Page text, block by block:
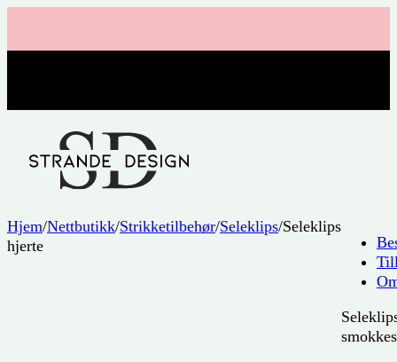
Hjem/Nettbutikk/Strikketilbehør/Seleklips/Seleklips
hjerte